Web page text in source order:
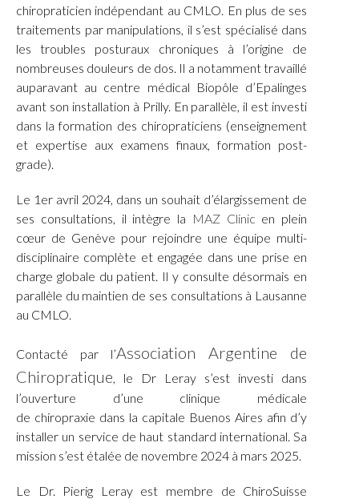
chiropraticien indépendant au CMLO. En plus de ses
traitements par manipulations, il s’est spécialisé dans
les troubles posturaux chroniques à l’origine de
nombreuses douleurs de dos. Il a notamment travaillé
auparavant au centre médical Biopôle d’Epalinges
avant son installation à Prilly. En parallèle, il est investi
dans la formation des chiropraticiens (enseignement
et expertise aux examens finaux, formation post-
grade).
Le 1er avril 2024, dans un souhait d’élargissement de
ses consultations, il intègre la MAZ Clinic en plein
cœur de Genève pour rejoindre une équipe multi-
disciplinaire complète et engagée dans une prise en
charge globale du patient. Il y consulte désormais en
parallèle du maintien de ses consultations à Lausanne
au CMLO.
Contacté par l’Association Argentine de
Chiropratique , le Dr Leray s’est investi dans
l’ouverture d’une clinique médicale
de chiropraxie dans la capitale Buenos Aires afin d’y
installer un service de haut standard international. Sa
mission s’est étalée de novembre 2024 à mars 2025.
Le Dr. Pierig Leray est membre de ChiroSuisse